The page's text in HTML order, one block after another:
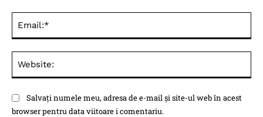
Salvați numele meu, adresa de e-mail și site-ul web în acest
browser pentru data viitoare i comentariu.